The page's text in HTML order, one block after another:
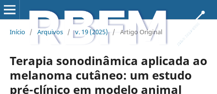
Início / Arquivos / v. 19 (2025) / Artigo Original
Terapia sonodinâmica aplicada ao
melanoma cutâneo: um estudo
pré-clínico em modelo animal